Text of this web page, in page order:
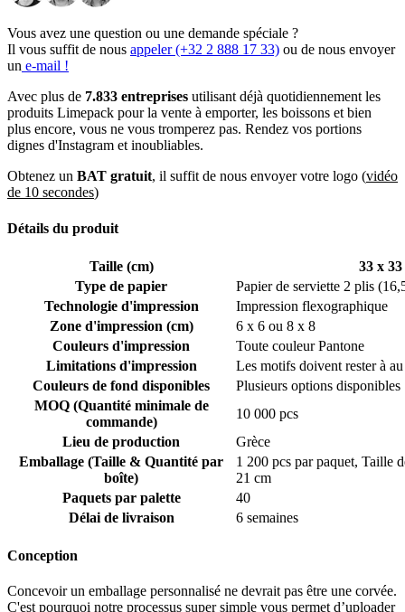
Vous avez une question ou une demande spéciale ?
Il vous suffit de nous appeler (+32 2 888 17 33) ou de nous envoyer
un e-mail !
Avec plus de 7.833 entreprises utilisant déjà quotidiennement les
produits Limepack pour la vente à emporter, les boissons et bien
plus encore, vous ne vous tromperez pas. Rendez vos portions
dignes d'Instagram et inoubliables.
Obtenez un BAT gratuit, il suffit de nous envoyer votre logo (vidéo
de 10 secondes)
Détails du produit
Taille (cm)
33 x 33
Type de papier
Papier de serviette 2 plis
Technologie d'impression
Impression flexographique
Zone d'impression (cm)
6 x 6 ou 8 x 8
Couleurs d'impression
Toute couleur Pantone
Limitations d'impression
Les motifs doivent rester à
Couleurs de fond disponibles
Plusieurs options disponibles
MOQ (Quantité minimale de
commande)
10 000 pcs
Lieu de production
Grèce
Emballage (Taille & Quantité par
boîte)
1 200 pcs par paquet, Taille
21 cm
Paquets par palette
40
Délai de livraison
6 semaines
Conception
Concevoir un emballage personnalisé ne devrait pas être une corvée.
C'est pourquoi notre processus super simple vous permet d’uploader